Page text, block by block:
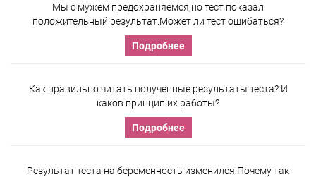
Мы с мужем предохраняемся,но тест показал
положительный результат.Может ли тест ошибаться?
Подробнее
Как правильно читать полученные результаты теста? И
каков принцип их работы?
Подробнее
Результат теста на беременность изменился.Почему так